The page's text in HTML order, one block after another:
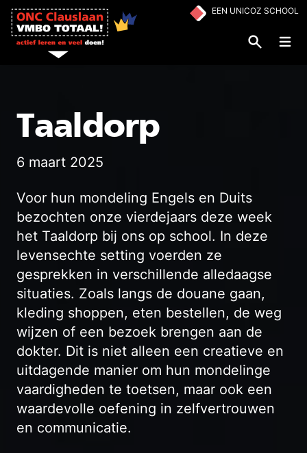
Ga naar de inhoud EEN UNICOZ SCHOOL
Taaldorp
6 maart 2025
Voor hun mondeling Engels en Duits
bezochten onze vierdejaars deze week
het Taaldorp bij ons op school. In deze
levensechte setting voerden ze
gesprekken in verschillende alledaagse
situaties. Zoals langs de douane gaan,
kleding shoppen, eten bestellen, de weg
wijzen of een bezoek brengen aan de
dokter. Dit is niet alleen een creatieve en
uitdagende manier om hun mondelinge
vaardigheden te toetsen, maar ook een
waardevolle oefening in zelfvertrouwen
en communicatie.